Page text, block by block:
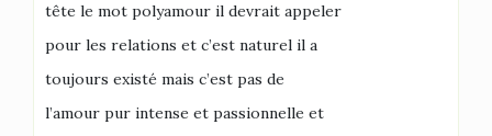
tête le mot polyamour il devrait appeler
pour les relations et c’est naturel il a
toujours existé mais c’est pas de
l’amour pur intense et passionnelle et